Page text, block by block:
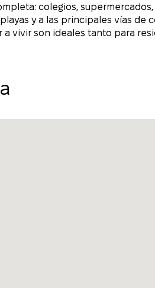
colegios,
y a las principales vías de
a vivir son ideales tanto para